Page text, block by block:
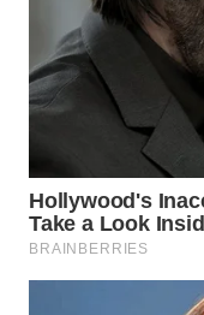
LANGKAT
WN
TAPANULI
TANJUNG
LESUNG